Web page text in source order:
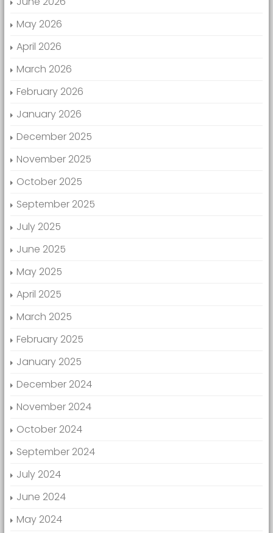
May 2026
April 2026
March 2026
February 2026
January 2026
December 2025
November 2025
October 2025
September 2025
July 2025
June 2025
May 2025
April 2025
March 2025
February 2025
January 2025
December 2024
November 2024
October 2024
September 2024
July 2024
June 2024
May 2024